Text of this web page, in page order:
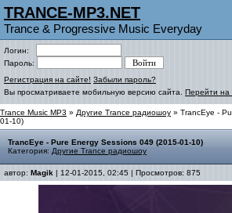
TRANCE-MP3.NET
Trance & Progressive Music Everyday
Логин:
Пароль:
Регистрация на сайте! Забыли пароль?
Вы просматриваете мобильную версию сайта. Перейти на
Trance Music MP3 » Другие Trance радиошоу » TrancEye -
01-10)
TrancEye - Pure Energy Sessions 049 (2015-01-10)
Категория: Другие Trance радиошоу
автор: Magik | 12-01-2015, 02:45 | Просмотров: 875